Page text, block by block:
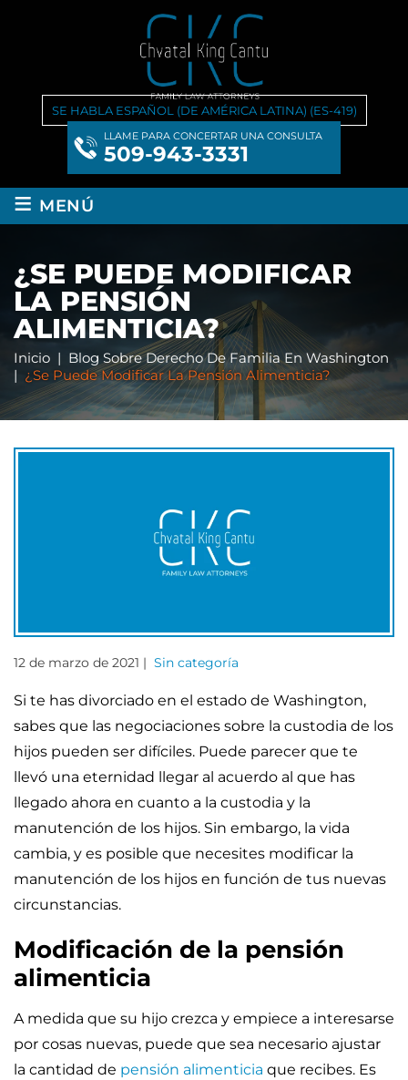
SE HABLA ESPAÑOL (DE AMÉRICA LATINA) (ES-419)
LLAME PARA CONCERTAR UNA CONSULTA
509-943-3331
≡ MENÚ
¿SE PUEDE MODIFICAR
LA PENSIÓN
ALIMENTICIA?
Inicio | Blog Sobre Derecho De Familia En Washington
| ¿Se Puede Modificar La Pensión Alimenticia?
12 de marzo de 2021 | Sin categoría
Si te has divorciado en el estado de Washington,
sabes que las negociaciones sobre la custodia de los
hijos pueden ser difíciles. Puede parecer que te
llevó una eternidad llegar al acuerdo al que has
llegado ahora en cuanto a la custodia y la
manutención de los hijos. Sin embargo, la vida
cambia, y es posible que necesites modificar la
manutención de los hijos en función de tus nuevas
circunstancias.
Modificación de la pensión
alimenticia
A medida que su hijo crezca y empiece a interesarse
por cosas nuevas, puede que sea necesario ajustar
la cantidad de pensión alimenticia que recibes. Es